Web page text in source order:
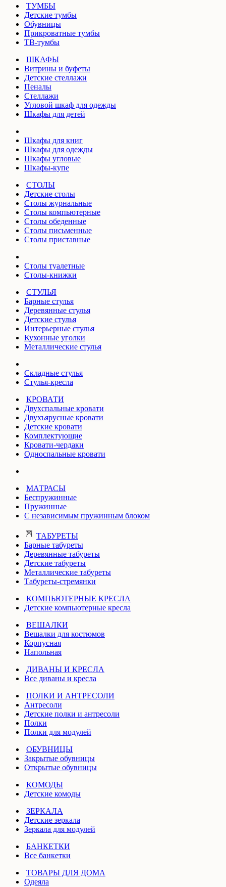
ТУМБЫ
Детские тумбы
Обувницы
Прикроватные тумбы
ТВ-тумбы
ШКАФЫ
Витрины и буфеты
Детские стеллажи
Пеналы
Стеллажи
Угловой шкаф для одежды
Шкафы для детей
Шкафы для книг
Шкафы для одежды
Шкафы угловые
Шкафы-купе
СТОЛЫ
Детские столы
Столы журнальные
Столы компьютерные
Столы обеденные
Столы письменные
Столы приставные
Столы туалетные
Столы-книжки
СТУЛЬЯ
Барные стулья
Деревянные стулья
Детские стулья
Интерьерные стулья
Кухонные уголки
Металлические стулья
Складные стулья
Стулья-кресла
КРОВАТИ
Двухспальные кровати
Двухъярусные кровати
Детские кровати
Комплектующие
Кровати-чердаки
Односпальные кровати
МАТРАСЫ
Беспружинные
Пружинные
С независимым пружинным блоком
ТАБУРЕТЫ
Барные табуреты
Деревянные табуреты
Детские табуреты
Металлические табуреты
Табуреты-стремянки
КОМПЬЮТЕРНЫЕ КРЕСЛА
Детские компьютерные кресла
ВЕШАЛКИ
Вешалки для костюмов
Корпусная
Напольная
ДИВАНЫ И КРЕСЛА
Все диваны и кресла
ПОЛКИ И АНТРЕСОЛИ
Антресоли
Детские полки и антресоли
Полки
Полки для модулей
ОБУВНИЦЫ
Закрытые обувницы
Открытые обувницы
КОМОДЫ
Детские комоды
ЗЕРКАЛА
Детские зеркала
Зеркала для модулей
БАНКЕТКИ
Все банкетки
ТОВАРЫ ДЛЯ ДОМА
Одеяла